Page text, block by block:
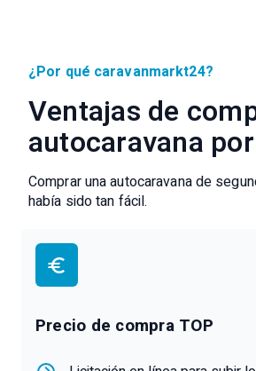
¿Por qué caravanmarkt24?
Ventajas de
autocaravana
Comprar una autocaravana de
había sido tan fácil.
Precio de compra TOP